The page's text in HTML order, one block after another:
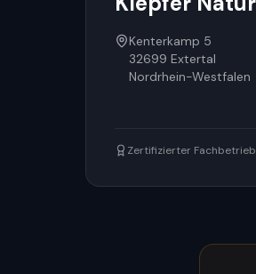
Kenterkamp 5
32699 Extertal
Nordrhein-Westfalen
Zertifizierter